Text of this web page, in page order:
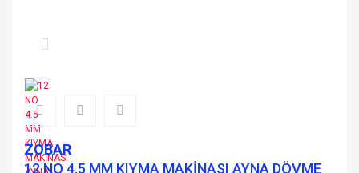
ZOBAR
12 NO 4.5 MM KIYMA MAKİNASI AYNA DÖVME